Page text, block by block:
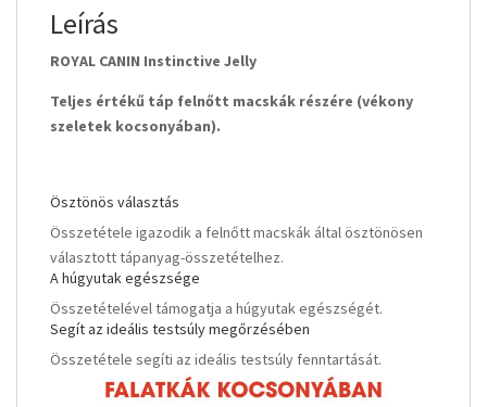
Leírás
ROYAL CANIN Instinctive Jelly
Teljes értékű táp felnőtt macskák részére (vékony
szeletek kocsonyában).
Ösztönös választás
Összetétele igazodik a felnőtt macskák által ösztönösen
választott tápanyag-összetételhez.
A húgyutak egészsége
Összetételével támogatja a húgyutak egészségét.
Segít az ideális testsúly megőrzésében
Összetétele segíti az ideális testsúly fenntartását.